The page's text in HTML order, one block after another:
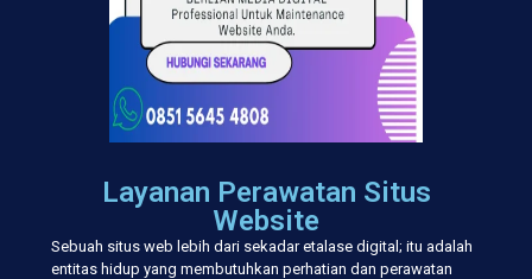
Layanan Perawatan Situs
Website
Sebuah situs web lebih dari sekadar etalase digital; itu adalah
entitas hidup yang membutuhkan perhatian dan perawatan